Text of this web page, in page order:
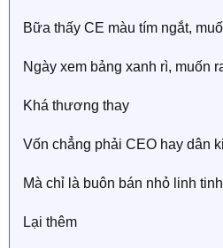
Bữa thấy CE màu tím ngắt,
Ngày xem bảng xanh rì, muốn
Khá thương thay
Vốn chẳng phải CEO hay dân
Mà chỉ là buôn bán nhỏ linh tinh
Lại thêm